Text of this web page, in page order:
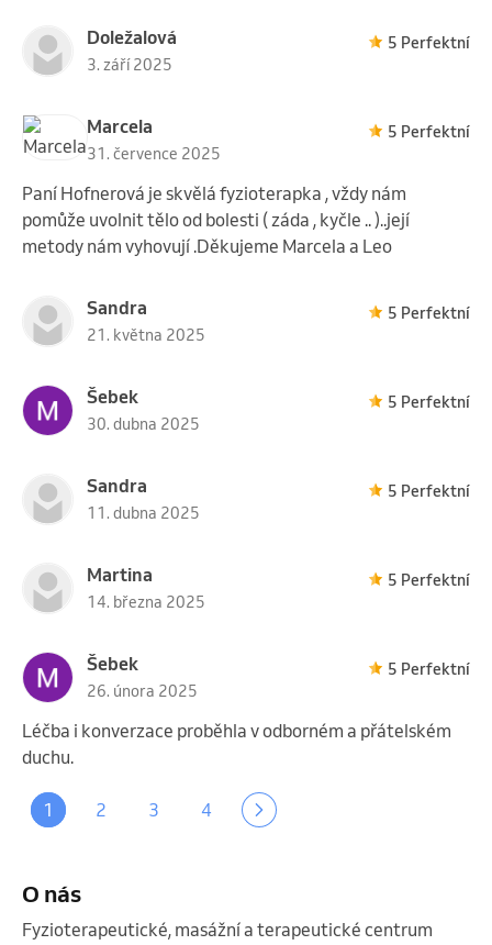
Doležalová
3. září 2025
5 Perfektní
Marcela
31. července 2025
5 Perfektní
Paní Hofnerová je skvělá fyzioterapka , vždy nám
pomůže uvolnit tělo od bolesti ( záda , kyčle .. )..její
metody nám vyhovují .Děkujeme Marcela a Leo
Sandra
21. května 2025
5 Perfektní
Šebek
30. dubna 2025
5 Perfektní
Sandra
11. dubna 2025
5 Perfektní
Martina
14. března 2025
5 Perfektní
Šebek
26. února 2025
5 Perfektní
Léčba i konverzace proběhla v odborném a přátelském
duchu.
1 2 3 4
O nás
Fyzioterapeutické, masážní a terapeutické centrum